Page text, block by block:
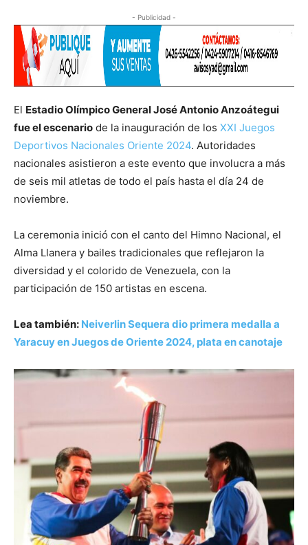
- Publicidad -
El Estadio Olímpico General José Antonio Anzoátegui
fue el escenario de la inauguración de los XXI Juegos
Deportivos Nacionales Oriente 2024. Autoridades
nacionales asistieron a este evento que involucra a más
de seis mil atletas de todo el país hasta el día 24 de
noviembre.
La ceremonia inició con el canto del Himno Nacional, el
Alma Llanera y bailes tradicionales que reflejaron la
diversidad y el colorido de Venezuela, con la
participación de 150 artistas en escena.
Lea también: Neiverlin Sequera dio primera medalla a
Yaracuy en Juegos de Oriente 2024, plata en canotaje